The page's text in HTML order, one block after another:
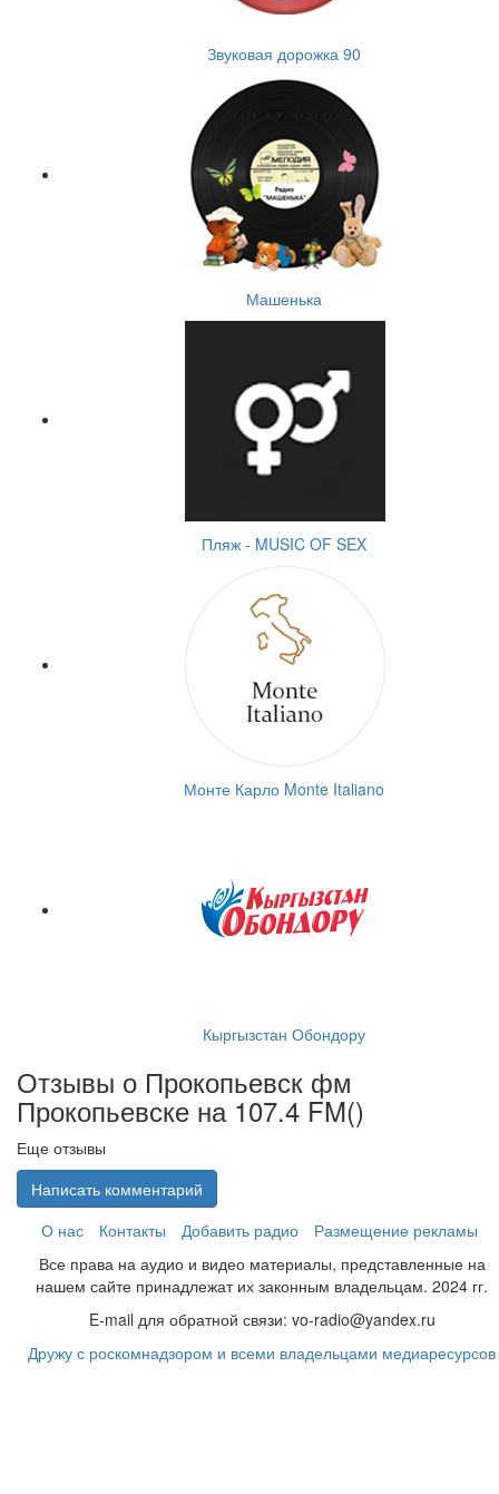
Звуковая дорожка 90
Машенька
Пляж - MUSIC OF SEX
Монте Карло Monte Italiano
Кыргызстан Обондору
Отзывы о Прокопьевск фм
Прокопьевске на 107.4 FM()
Еще отзывы
Написать комментарий
О нас
Контакты Добавить радио
Размещение рекламы
Все права на аудио и видео материалы, представленные на
нашем сайте принадлежат их законным владельцам. 2024 гг.
E-mail для обратной связи: vo-radio@yandex.ru
Дружу с роскомнадзором и всеми владельцами медиаресурсов